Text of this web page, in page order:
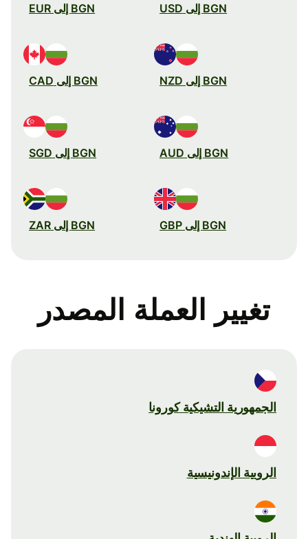
BGN إلى USD BGN إلى EUR
BGN إلى NZD BGN إلى CAD
BGN إلى AUD BGN إلى SGD
BGN إلى GBP BGN إلى ZAR
تغيير العملة المصدر
الجمهورية التشيكية كورونا
الروبية الإندونيسية